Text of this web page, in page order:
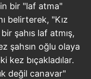
bir "laf atma"
belirterek, "Kız
şahıs laf atmış,
şahsın oğlu olaya
kez bıçakladılar.
değil canavar"